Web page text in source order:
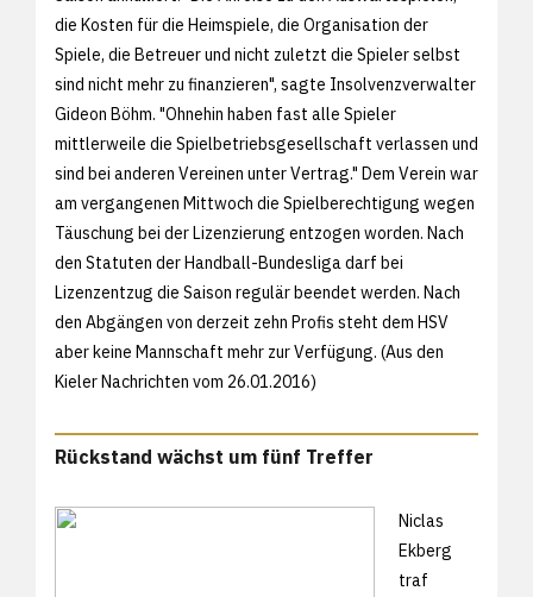
die Kosten für die Heimspiele, die Organisation der
Spiele, die Betreuer und nicht zuletzt die Spieler selbst
sind nicht mehr zu finanzieren", sagte Insolvenzverwalter
Gideon Böhm. "Ohnehin haben fast alle Spieler
mittlerweile die Spielbetriebsgesellschaft verlassen und
sind bei anderen Vereinen unter Vertrag." Dem Verein war
am vergangenen Mittwoch die Spielberechtigung wegen
Täuschung bei der Lizenzierung entzogen worden. Nach
den Statuten der Handball-Bundesliga darf bei
Lizenzentzug die Saison regulär beendet werden. Nach
den Abgängen von derzeit zehn Profis steht dem HSV
aber keine Mannschaft mehr zur Verfügung. (Aus den
Kieler Nachrichten vom 26.01.2016)
Rückstand wächst um fünf Treffer
Niclas
Ekberg
traf